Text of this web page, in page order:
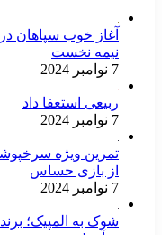
نیمه نخست
7 نوامبر 2024
ربیعی استعفا داد
7 نوامبر 2024
تمرین ویژه
از بازی حساس
7 نوامبر 2024
شوک به المپیک؛